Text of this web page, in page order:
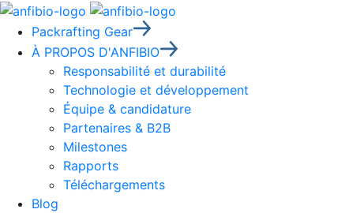
Packrafting Gear
À PROPOS D'ANFIBIO
Responsabilité et durabilité
Technologie et développement
Équipe & candidature
Partenaires & B2B
Milestones
Rapports
Téléchargements
Blog